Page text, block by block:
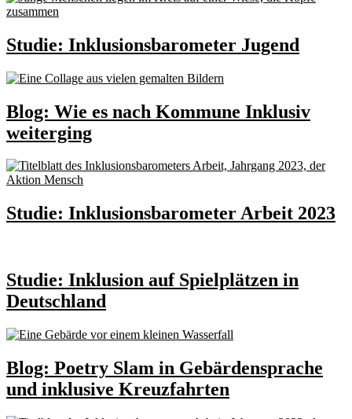
Studie: Inklusionsbarometer Jugend
Blog: Wie es nach Kommune Inklusiv
weiterging
Studie: Inklusionsbarometer Arbeit 2023
Studie: Inklusion auf Spielplätzen in
Deutschland
Blog: Poetry Slam in Gebärdensprache
und inklusive Kreuzfahrten